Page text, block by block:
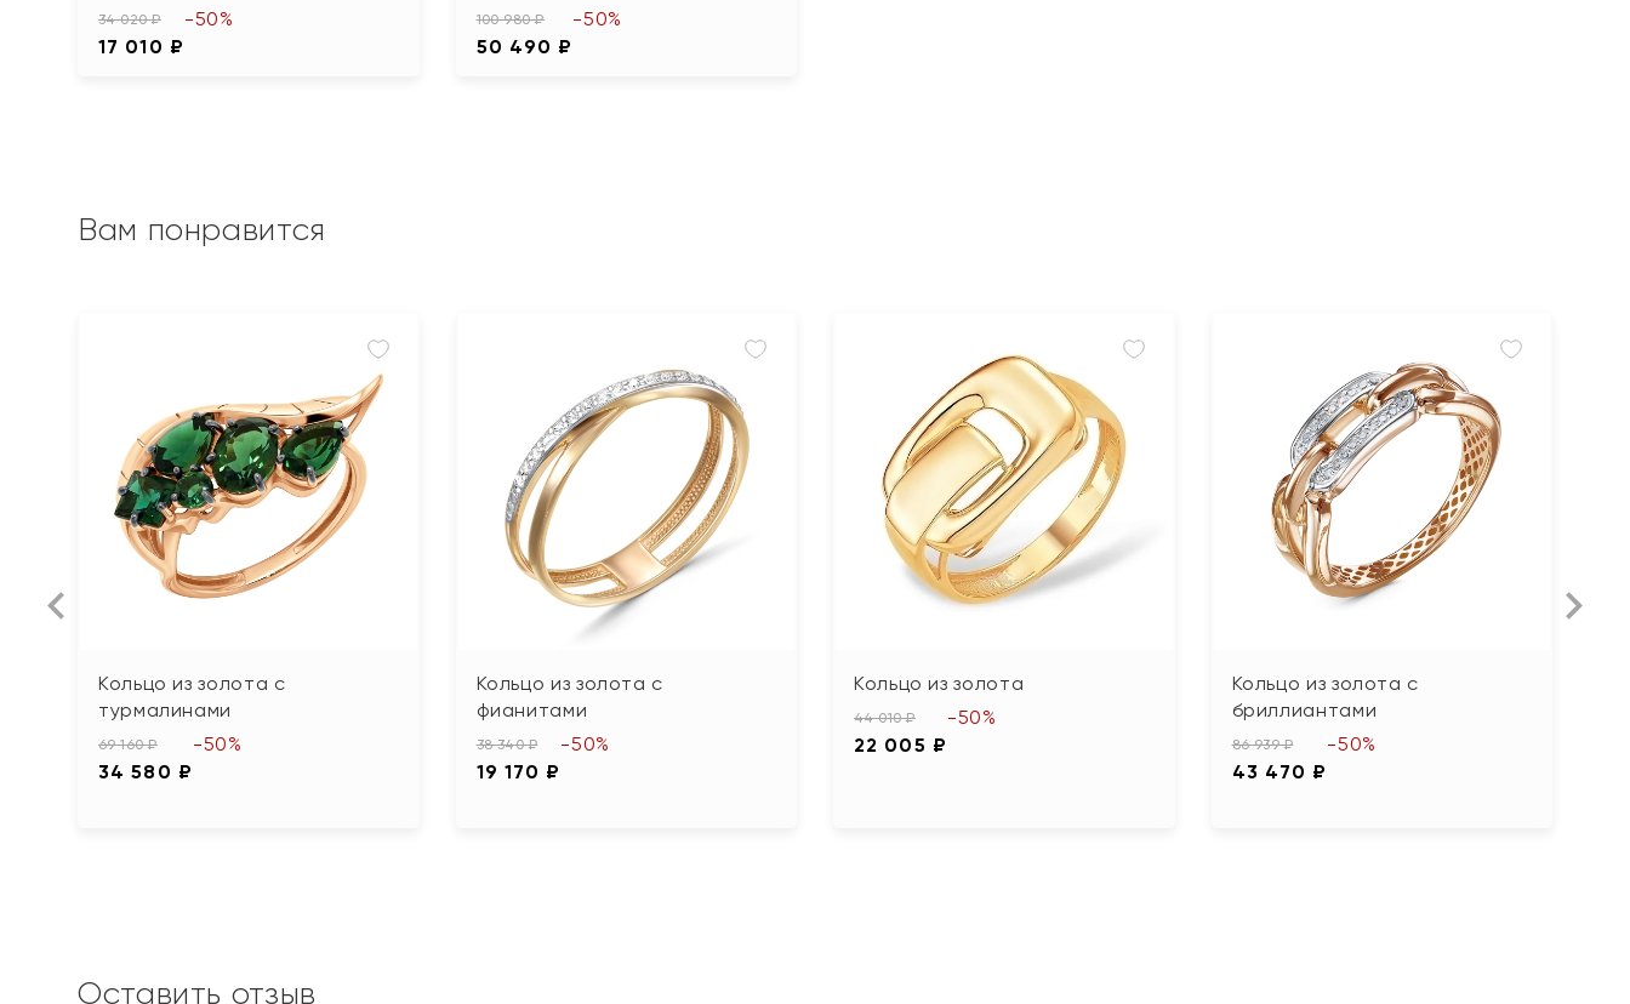
34 020 ₽
17 010 ₽
-50% 100 980 ₽
50 490 ₽
-50%
Вам понравится
Кольцо из золота с
турмалинами
69 160 ₽
34 580 ₽
-50%
Кольцо из золота с
фианитами
38 340 ₽
19 170 ₽
-50%
Кольцо из золота
44 010 ₽
22 005 ₽
-50%
Кольцо из золота с
бриллиантами
86 939 ₽
43 470 ₽
-50%
Оставить отзыв